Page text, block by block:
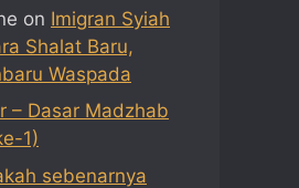
on Imigran Syiah
Shalat Baru,
Waspada
– Dasar Madzhab
1)
sebenarnya